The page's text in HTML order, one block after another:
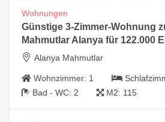
Wohnungen
Günstige 3-Zimmer-Wohnung
Mahmutlar Alanya für 122.000
Alanya Mahmutlar
Wohnzimmer: 1
Bad - WC: 2 M2: 115